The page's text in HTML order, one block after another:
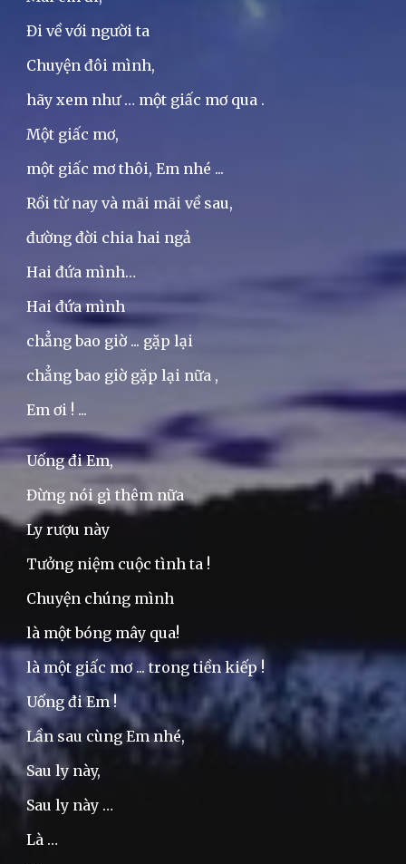
Đi về với người ta
Chuyện đôi mình,
hãy xem như … một giấc mơ qua .
Một giấc mơ,
một giấc mơ thôi, Em nhé ...
Rồi từ nay và mãi mãi về sau,
đường đời chia hai ngả
Hai đứa mình…
Hai đứa mình
chẳng bao giờ ... gặp lại
chẳng bao giờ gặp lại nữa ,
Em ơi ! ...
Uống đi Em,
Đừng nói gì thêm nữa
Ly rượu này
Tưởng niệm cuộc tình ta !
Chuyện chúng mình
là một bóng mây qua!
là một giấc mơ ... trong tiền kiếp !
Uống đi Em !
Lần sau cùng Em nhé,
Sau ly này,
Sau ly này …
Là …